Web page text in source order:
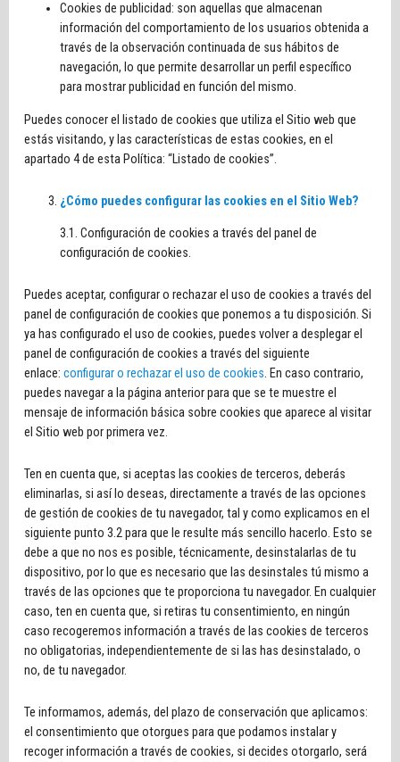
Cookies de publicidad: son aquellas que almacenan
información del comportamiento de los usuarios obtenida a
través de la observación continuada de sus hábitos de
navegación, lo que permite desarrollar un perfil específico
para mostrar publicidad en función del mismo.
Puedes conocer el listado de cookies que utiliza el Sitio web que
estás visitando, y las características de estas cookies, en el
apartado 4 de esta Política: “Listado de cookies”.
¿Cómo puedes configurar las cookies en el Sitio Web?
3.1. Configuración de cookies a través del panel de
configuración de cookies.
Puedes aceptar, configurar o rechazar el uso de cookies a través del
panel de configuración de cookies que ponemos a tu disposición. Si
ya has configurado el uso de cookies, puedes volver a desplegar el
panel de configuración de cookies a través del siguiente
enlace: configurar o rechazar el uso de cookies. En caso contrario,
puedes navegar a la página anterior para que se te muestre el
mensaje de información básica sobre cookies que aparece al visitar
el Sitio web por primera vez.
Ten en cuenta que, si aceptas las cookies de terceros, deberás
eliminarlas, si así lo deseas, directamente a través de las opciones
de gestión de cookies de tu navegador, tal y como explicamos en el
siguiente punto 3.2 para que le resulte más sencillo hacerlo. Esto se
debe a que no nos es posible, técnicamente, desinstalarlas de tu
dispositivo, por lo que es necesario que las desinstales tú mismo a
través de las opciones que te proporciona tu navegador. En cualquier
caso, ten en cuenta que, si retiras tu consentimiento, en ningún
caso recogeremos información a través de las cookies de terceros
no obligatorias, independientemente de si las has desinstalado, o
no, de tu navegador.
Te informamos, además, del plazo de conservación que aplicamos:
el consentimiento que otorgues para que podamos instalar y
recoger información a través de cookies, si decides otorgarlo, será